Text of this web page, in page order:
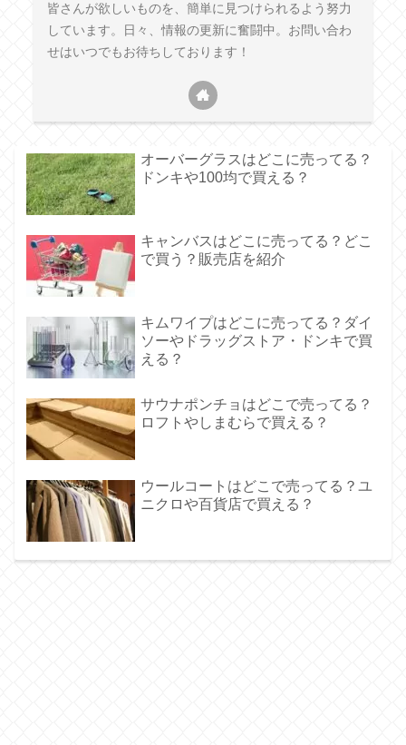
皆さんが欲しいものを、簡単に見つけられるよう努力
しています。日々、情報の更新に奮闘中。お問い合わ
せはいつでもお待ちしております！
オーバーグラスはどこに売ってる？
ドンキや100均で買える？
キャンバスはどこに売ってる？どこ
で買う？販売店を紹介
キムワイプはどこに売ってる？ダイ
ソーやドラッグストア・ドンキで買
える？
サウナポンチョはどこで売ってる？
ロフトやしまむらで買える？
ウールコートはどこで売ってる？ユ
ニクロや百貨店で買える？